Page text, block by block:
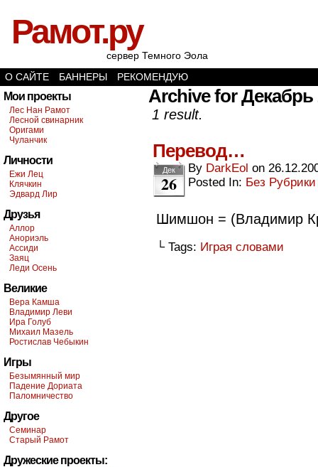
Рамот.ру
сервер Темного Эола
О САЙТЕ
БАННЕРЫ РЕКОМЕНДУЮ
Мои проекты
Лес Нан Рамот
Лесной свинарник
Оригами
Чуланчик
Личности
Ежи Лец
Клячкин
Эдвард Лир
Друзья
Аллор
Анориэль
Ассиди
Заяц
Леди Осень
Великие
Вера Камша
Владимир Леви
Ира Голуб
Михаил Мазель
Ростислав Чебыкин
Игры
Безымянный мир
Падение Дориата
Паломничество
Другое
Семинар
Старый Рамот
Дружеские проекты:
Archive for Декабрь
1 result.
Перевод…
Дек
26
By DarkEol on
Posted In: Без Рубрики
Шимшон = (Владимир
└ Tags: Играя словами